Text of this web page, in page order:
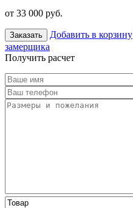
от 33 000 руб.
Заказать Добавить в корзину
замерщика
Получить расчет